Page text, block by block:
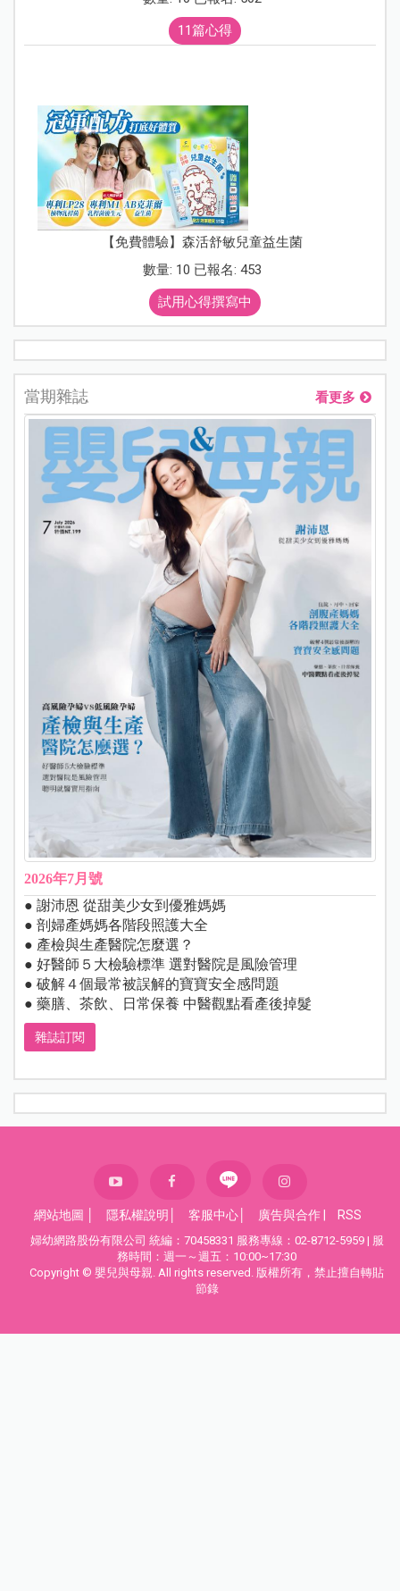
11篇心得
【免費體驗】森活舒敏兒童益生菌
數量: 10 已報名: 453
試用心得撰寫中
當期雜誌 看更多
2026年7月號
● 謝沛恩 從甜美少女到優雅媽媽
● 剖婦產媽媽各階段照護大全
● 產檢與生產醫院怎麼選？
● 好醫師５大檢驗標準 選對醫院是風險管理
● 破解４個最常被誤解的寶寶安全感問題
● 藥膳、茶飲、日常保養 中醫觀點看產後掉髮
雜誌訂閱
網站地圖 隱私權說明 客服中心 廣告與合作 RSS
婦幼網路股份有限公司 統編：70458331 服務專線：02-8712-5959 | 服
務時間：週一～週五：10:00~17:30
Copyright © 嬰兒與母親. All rights reserved. 版權所有，禁止擅自轉貼
節錄